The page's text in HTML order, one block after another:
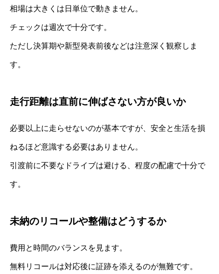
相場は大きくは日単位で動きません。
チェックは週次で十分です。
ただし決算期や新型発表前後などは注意深く観察しま
す。
走行距離は直前に伸ばさない方が良いか
必要以上に走らせないのが基本ですが、安全と生活を損
ねるほど意識する必要はありません。
引渡前に不要なドライブは避ける、程度の配慮で十分で
す。
未納のリコールや整備はどうするか
費用と時間のバランスを見ます。
無料リコールは対応後に証跡を添えるのが無難です。